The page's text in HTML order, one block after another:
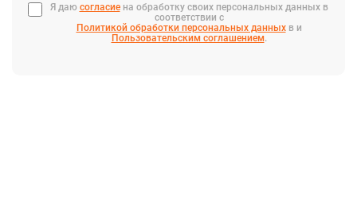
Я даю согласиена обработку своих персональных данных в
соответствии с
Политикой обработки персональных данныхв и
Пользовательским соглашением.